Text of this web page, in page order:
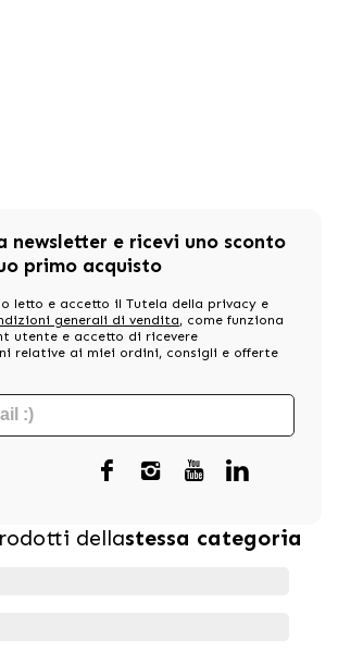
newsletter e ricevi uno sconto
primo acquisto
letto e accetto il Tutela della privacy e
generali di vendita, come funziona
utente e accetto di ricevere
relative ai miei ordini, consigli e offerte
dellastessa categoria